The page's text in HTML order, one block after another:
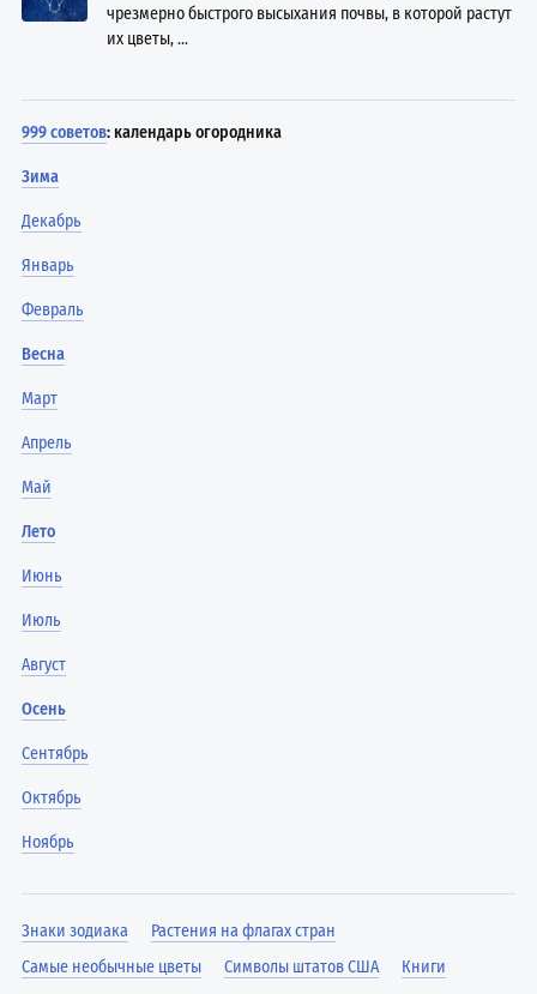
чрезмерно быстрого высыхания почвы, в которой растут
их цветы, ...
999 советов: календарь огородника
Зима
Декабрь
Январь
Февраль
Весна
Март
Апрель
Май
Лето
Июнь
Июль
Август
Осень
Сентябрь
Октябрь
Ноябрь
Знаки зодиака
Растения на флагах стран
Самые необычные цветы
Символы штатов США
Книги